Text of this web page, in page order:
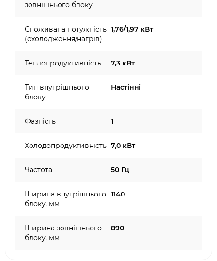
зовнішнього блоку
Споживана потужність
(охолодження/нагрів)
1,76/1,97 кВт
Теплопродуктивність 7,3 кВт
Тип внутрішнього
блоку
Настінні
Фазність 1
Холодопродуктивність 7,0 кВт
Частота 50 Гц
Ширина внутрішнього
блоку, мм
1140
Ширина зовнішнього
блоку, мм
890